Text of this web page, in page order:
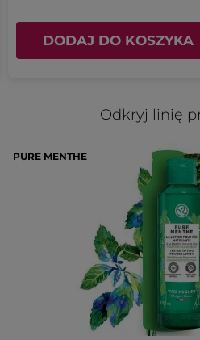
DODAJ DO KOSZYKA
Odkryj linię
PURE MENTHE